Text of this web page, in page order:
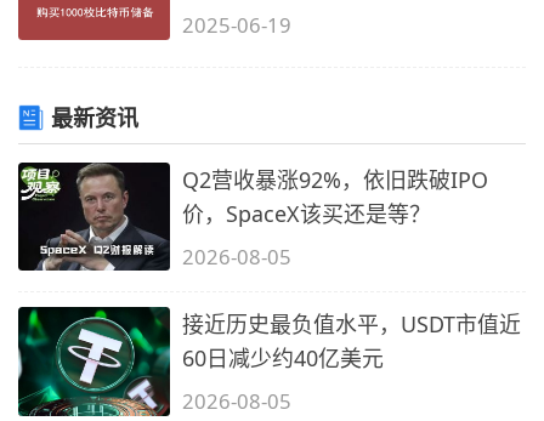
2025-06-19
最新资讯
Q2营收暴涨92%，依旧跌破IPO
价，SpaceX该买还是等？
2026-08-05
接近历史最负值水平，USDT市值近
60日减少约40亿美元
2026-08-05